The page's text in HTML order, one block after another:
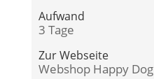
Aufwand
3 Tage
Zur Webseite
Webshop Happy Dog